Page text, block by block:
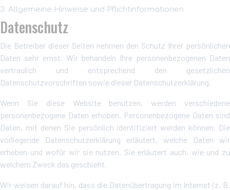
3. Allgemeine Hinweise und Pflicht­informationen
Datenschutz
Die Betreiber dieser Seiten nehmen den Schutz Ihrer persönlichen
Daten sehr ernst. Wir behandeln Ihre personenbezogenen Daten
vertraulich und entsprechend den gesetzlichen
Datenschutzvorschriften sowie dieser Datenschutzerklärung.
Wenn Sie diese Website benutzen, werden verschiedene
personenbezogene Daten erhoben. Personenbezogene Daten sind
Daten, mit denen Sie persönlich identifiziert werden können. Die
vorliegende Datenschutzerklärung erläutert, welche Daten wir
erheben und wofür wir sie nutzen. Sie erläutert auch, wie und zu
welchem Zweck das geschieht.
Wir weisen darauf hin, dass die Datenübertragung im Internet (z. B.